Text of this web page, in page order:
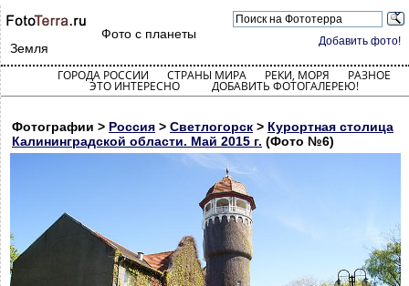
Добавить фото!
Фото с планеты
Земля
ГОРОДА РОССИИ СТРАНЫ МИРА РЕКИ, МОРЯ РАЗНОЕ
ЭТО ИНТЕРЕСНО ДОБАВИТЬ ФОТОГАЛЕРЕЮ!
Фотографии > Россия > Светлогорск > Курортная столица
Калининградской области. Май 2015 г. (Фото №6)